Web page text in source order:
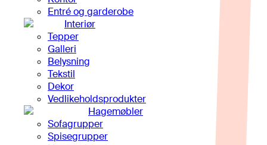
Entré og garderobe
Interiør
Tepper
Galleri
Belysning
Tekstil
Dekor
Vedlikeholdsprodukter
Hagemøbler
Sofagrupper
Spisegrupper